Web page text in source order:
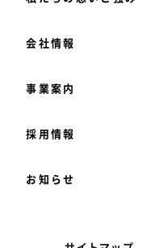
会社情報
事業案内
採用情報
お知らせ